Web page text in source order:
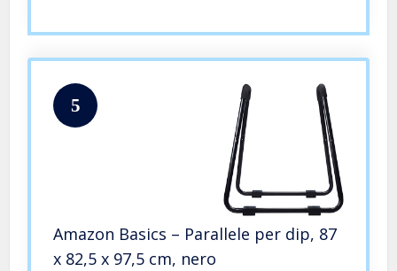
5
Amazon Basics – Parallele per dip, 87
x 82,5 x 97,5 cm, nero